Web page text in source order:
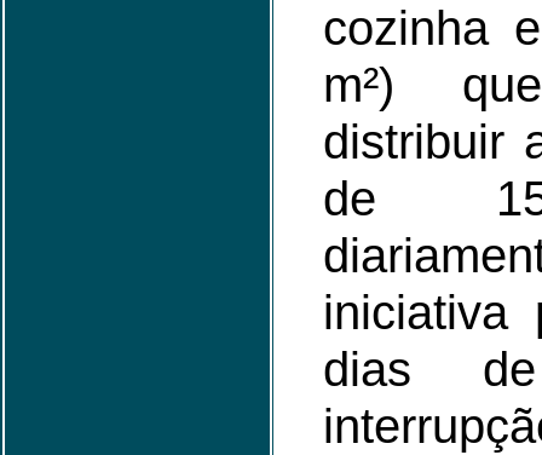
cozinha
m²)
distribuir
de
iniciativa
dias